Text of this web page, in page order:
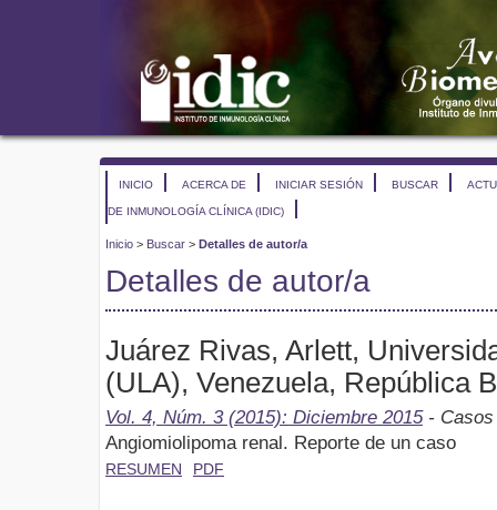
INICIO ACERCA DE INICIAR SESIÓN BUSCAR
DE INMUNOLOGÍA CLÍNICA (IDIC)
Inicio > Buscar > Detalles de autor/a
Detalles de autor/a
Juárez Rivas, Arlett,
(ULA), Venezuela, República
Vol. 4, Núm. 3 (2015): Diciembre 2015- Casos
Angiomiolipoma renal. Reporte de un caso
RESUMEN PDF